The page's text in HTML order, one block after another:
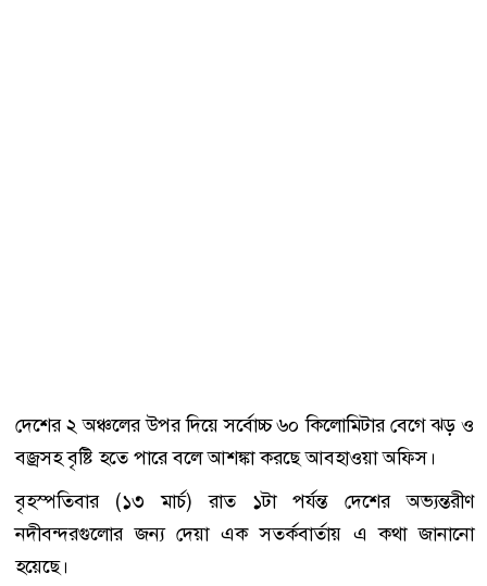
দেশের ২ অঞ্চলের উপর দিয়ে সর্বোচ্চ ৬০ কিলোমিটার বেগে ঝড় ও
বজ্রসহ বৃষ্টি হতে পারে বলে আশঙ্কা করছে আবহাওয়া অফিস।
বৃহস্পতিবার (১৩ মার্চ) রাত ১টা পর্যন্ত দেশের অভ্যন্তরীণ
নদীবন্দরগুলোর জন্য দেয়া এক সতর্কবার্তায় এ কথা জানানো
হয়েছে।